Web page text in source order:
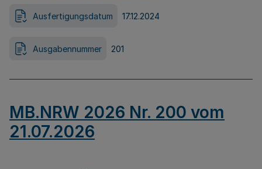
Ausfertigungsdatum 17.12.2024
Ausgabennummer 201
MB.NRW 2026 Nr. 200 vom
21.07.2026